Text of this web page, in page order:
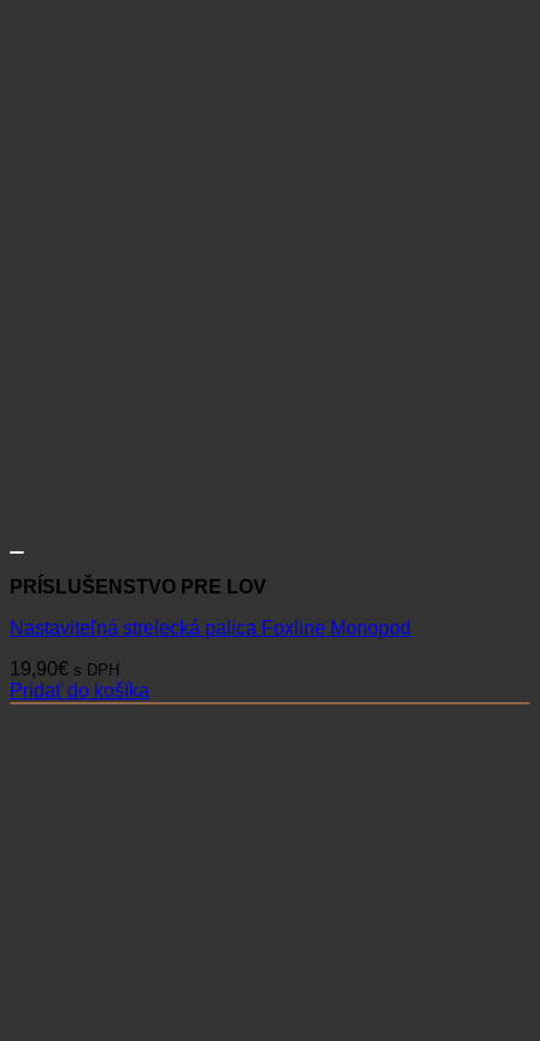
PRÍSLUŠENSTVO PRE LOV
Nastaviteľná strelecká palica Foxline Monopod
19,90€ s DPH
Pridať do košíka